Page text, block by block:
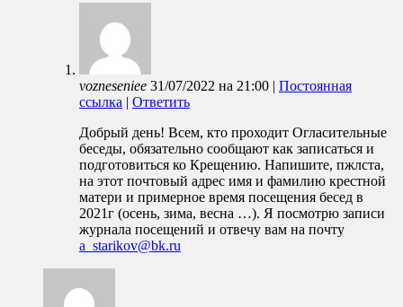
vozneseniee 31/07/2022 на 21:00 | Постоянная
ссылка | Ответить
Добрый день! Всем, кто проходит Огласительные
беседы, обязательно сообщают как записаться и
подготовиться ко Крещению. Напишите, пжлста,
на этот почтовый адрес имя и фамилию крестной
матери и примерное время посещения бесед в
2021г (осень, зима, весна …). Я посмотрю записи
журнала посещений и отвечу вам на почту
a_starikov@bk.ru